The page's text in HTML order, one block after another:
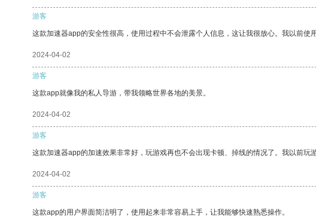
游客
这款加速器app的安全性很高，使用过程中不会泄露个人信息，这让我很放心。我以前使
2024-04-02
游客
这款app就像我的私人导游，带我领略世界各地的美景。
2024-04-02
游客
这款加速器app的加速效果非常好，玩游戏再也不会出现卡顿、掉线的情况了。我以前玩
2024-04-02
游客
这款app的用户界面简洁明了，使用起来非常容易上手，让我能够快速熟悉操作。